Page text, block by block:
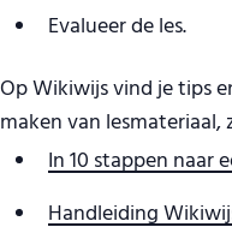
Evalueer de les.
Op Wikiwijs vind je tips
maken van lesmateriaal,
In 10 stappen naar
Handleiding